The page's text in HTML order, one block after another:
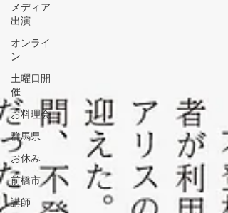
メディア
出演
オンライ
ン
土曜日開
催
お料理会
群馬県
お休み
前橋市
講師